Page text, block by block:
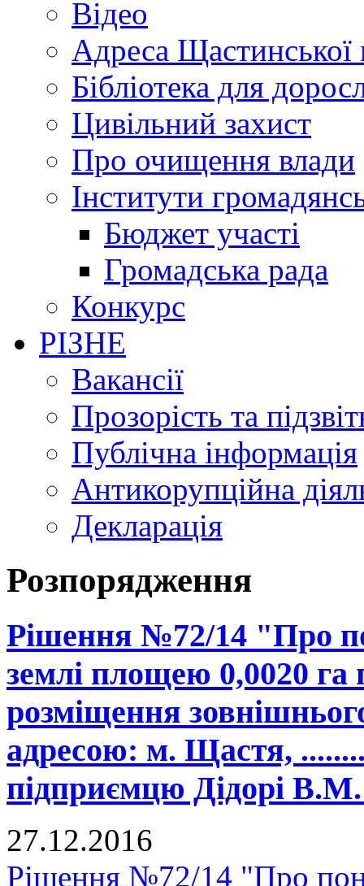
Відео
Адреса Щастинської
Бібліотека для
Цивільний захист
Про очищення влади
Інститути
Бюджет участі
Громадська рада
Конкурс
РІЗНЕ
Вакансії
Прозорість та
Публічна інформація
Антикорупційна
Декларація
Розпорядження
Рішення №72/14 "Про
землі площею 0,0020 га
розміщення
адресою: м. Щастя,
підприємцю Дідорі
27.12.2016
Рішення №72/14 "Про